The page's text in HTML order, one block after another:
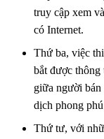
truy cập xem
có Internet.
Thứ ba, việc
bắt được thông
giữa người
dịch phong
Thứ tư, với